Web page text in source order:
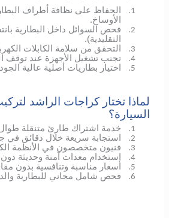
1.
الحفاظ على نظافة أطراف
الأوساخ.
2.
فحص السوائل داخل البطارية
التقليدية).
3. التحقق من سلامة الكابلات
4. تجنب تشغيل الأجهزة عند توقف
5. اختيار بطاريات أصلية عالية
لماذا تختار كراجات الراشد
السيارة؟
1. خدمة اشتراك طارئ متنقلة طوال 24
2. استجابة سريعة خلال دقائق في
3. فنيون متخصصون في الأنظمة
4. استخدام معدات آمنة وحديثة
5. أسعار مناسبة وتنافسية بدون
6. فحص شامل مجاني للبطارية